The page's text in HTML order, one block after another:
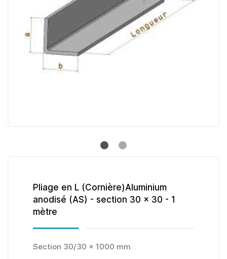
Pliage en L (Cornière)Aluminium
anodisé (AS) - section 30 x 30 - 1
mètre
Section 30/30 x 1000 mm